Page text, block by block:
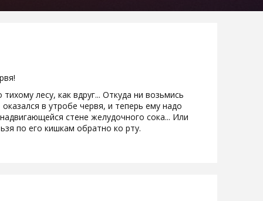
лесу, как вдруг... Откуда ни возьмись
в утробе червя, и теперь ему надо
стене желудочного сока... Или
по его кишкам обратно ко рту.